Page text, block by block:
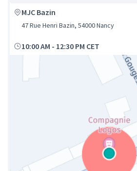
MJC Bazin
47 Rue Henri Bazin, 54000 Nancy
10:00 AM - 12:30 PM CET